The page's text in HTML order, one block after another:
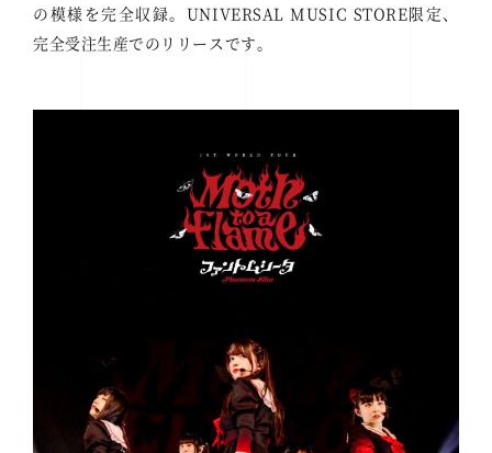
の模様を完全収録。UNIVERSAL MUSIC STORE限定、
完全受注生産でのリリースです。